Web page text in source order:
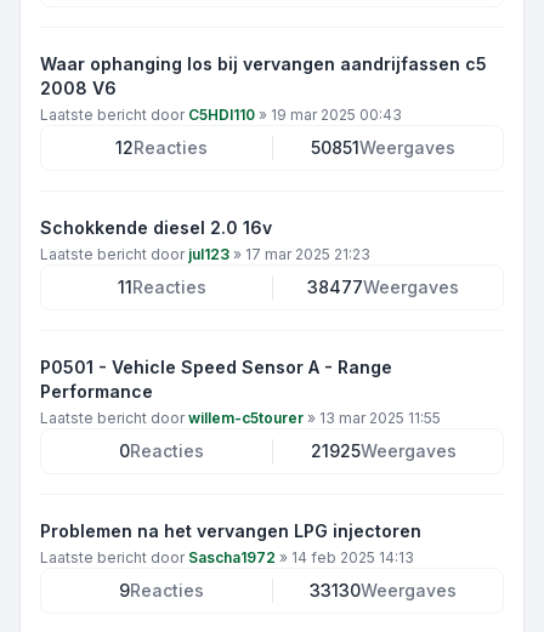
Waar ophanging los bij vervangen aandrijfassen c5
2008 V6
Laatste bericht door C5HDI110 » 19 mar 2025 00:43
12Reacties 50851Weergaves
Schokkende diesel 2.0 16v
Laatste bericht door jul123 » 17 mar 2025 21:23
11Reacties 38477Weergaves
P0501 - Vehicle Speed Sensor A - Range
Performance
Laatste bericht doorwillem-c5tourer » 13 mar 2025 11:55
0Reacties 21925Weergaves
Problemen na het vervangen LPG injectoren
Laatste bericht door Sascha1972 » 14 feb 2025 14:13
9Reacties 33130Weergaves